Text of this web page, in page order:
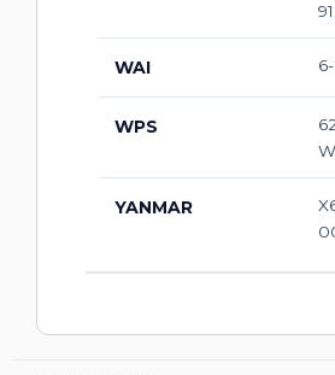
WAI
WPS
YANMAR